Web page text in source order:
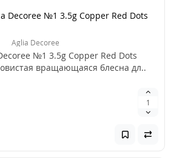
Decoree №1 3.5g Copper Red Dots
Aglia Decoree
№1 3.5g Copper Red Dots
вращающаяся блесна дл..